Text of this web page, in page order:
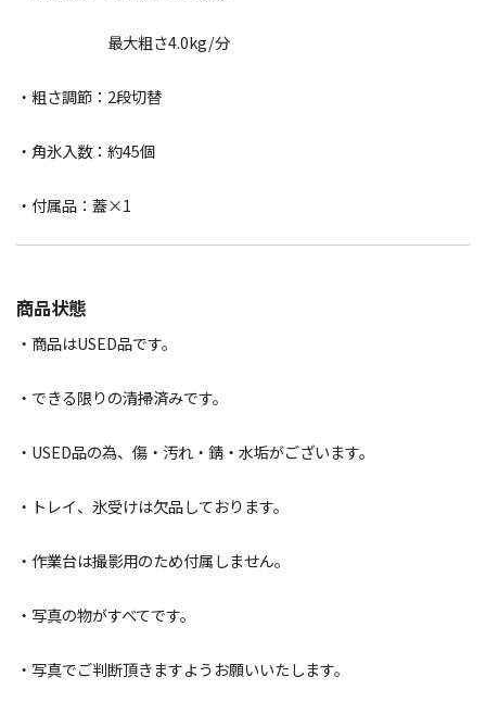
最大粗さ4.0kg/分
・粗さ調節：2段切替
・角氷入数：約45個
・付属品：蓋×1
商品状態
・商品はUSED品です。
・できる限りの清掃済みです。
・USED品の為、傷・汚れ・錆・水垢がございます。
・トレイ、氷受けは欠品しております。
・作業台は撮影用のため付属しません。
・写真の物がすべてです。
・写真でご判断頂きますようお願いいたします。